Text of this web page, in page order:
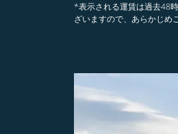
*表示される運賃は過去48
ざいますので、あらかじめ